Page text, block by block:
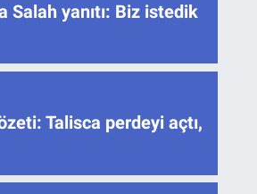
Salah yanıtı: Biz istedik
Talisca perdeyi açtı,